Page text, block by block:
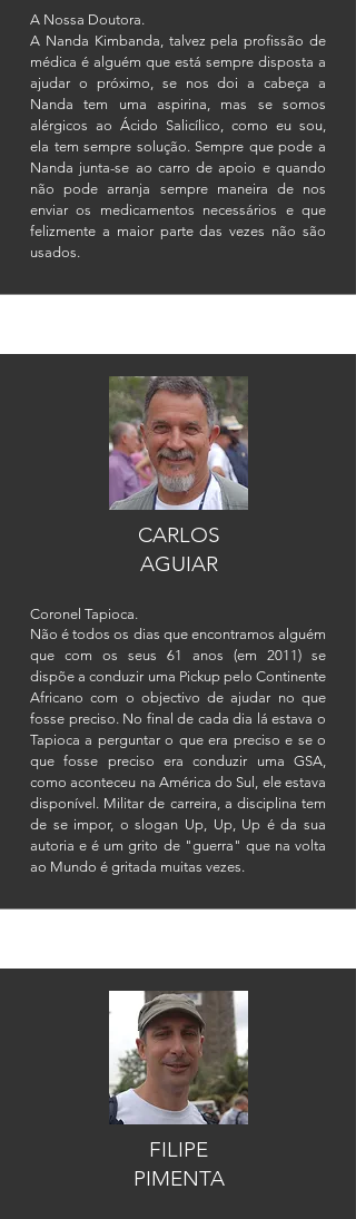
A Nossa Doutora.
A Nanda Kimbanda, talvez pela profissão de
médica é alguém que está sempre disposta a
ajudar o próximo, se nos doi a cabeça a
Nanda tem uma aspirina, mas se somos
alérgicos ao Ácido Salicílico, como eu sou,
ela tem sempre solução. Sempre que pode a
Nanda junta-se ao carro de apoio e quando
não pode arranja sempre maneira de nos
enviar os medicamentos necessários e que
felizmente a maior parte das vezes não são
usados.
CARLOS
AGUIAR
Coronel Tapioca.
Não é todos os dias que encontramos alguém
que com os seus 61 anos (em 2011) se
dispõe a conduzir uma Pickup pelo Continente
Africano com o objectivo de ajudar no que
fosse preciso. No final de cada dia lá estava o
Tapioca a perguntar o que era preciso e se o
que fosse preciso era conduzir uma GSA,
como aconteceu na América do Sul, ele estava
disponível . Militar de carreira, a disciplina tem
de se impor, o slogan Up, Up, Up é da sua
autoria e é um grito de "guerra" que na volta
ao Mundo é gritada muitas vezes.
FILIPE
PIMENTA